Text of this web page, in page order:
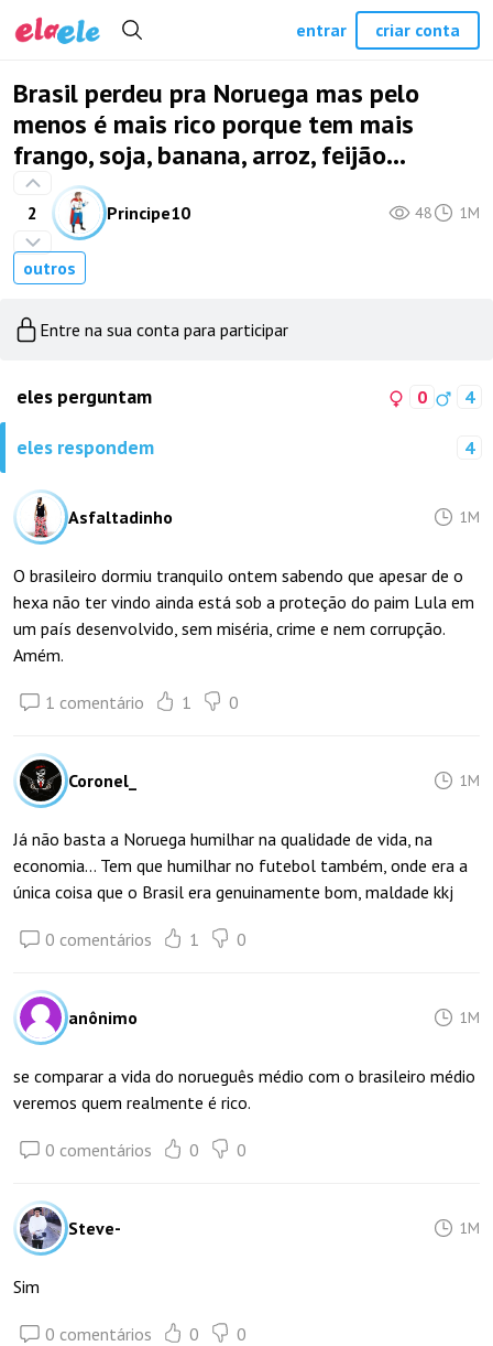
Brasil perdeu pra Noruega mas pelo
menos é mais rico porque tem mais
frango, soja, banana, arroz, feijão...
2 Principe10 48 1M
outros
Entre na sua conta para participar
eles perguntam 0 4
eles respondem 4
Asfaltadinho 1M
O brasileiro dormiu tranquilo ontem sabendo que apesar de o
hexa não ter vindo ainda está sob a proteção do paim Lula em
um país desenvolvido, sem miséria, crime e nem corrupção.
Amém.
1 comentário 1 0
Coronel_ 1M
Já não basta a Noruega humilhar na qualidade de vida, na
economia... Tem que humilhar no futebol também, onde era a
única coisa que o Brasil era genuinamente bom, maldade kkj
0 comentários 1 0
anônimo 1M
se comparar a vida do norueguês médio com o brasileiro médio
veremos quem realmente é rico.
0 comentários 0 0
Steve- 1M
Sim
0 comentários 0 0
entrar criar conta